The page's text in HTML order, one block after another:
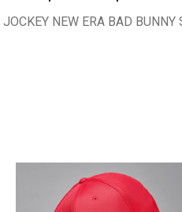
JOCKEY NEW ERA BAD BUNNY